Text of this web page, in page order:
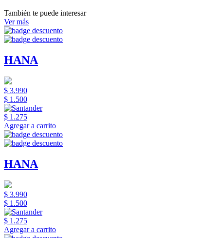
También te puede interesar
Ver más
HANA
$ 3.990
$ 1.500
$ 1.275
Agregar a carrito
HANA
$ 3.990
$ 1.500
$ 1.275
Agregar a carrito